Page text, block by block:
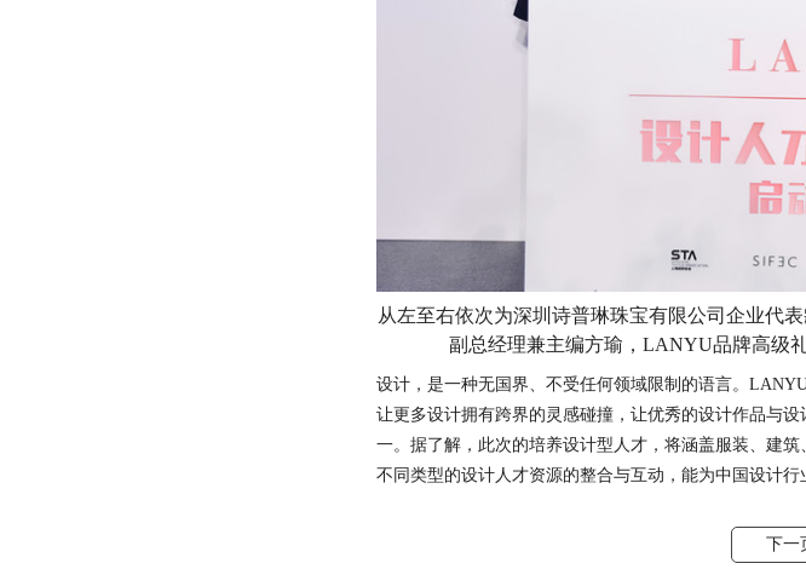
从左至右依次为深圳诗普琳珠宝有限公司企业代
副总经理兼主编方瑜，LANYU品牌高级
设计，是一种无国界、不受任何领域限制的语言。
让更多设计拥有跨界的灵感碰撞，让优秀的设计作品与
一。据了解，此次的培养设计型人才，将涵盖服装、建
不同类型的设计人才资源的整合与互动，能为中国设计行
下一